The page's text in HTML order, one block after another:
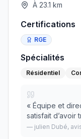
À 23.1 km
Certifications
RGE
Spécialités
Résidentiel
« Équipe et
satisfait d’avoir
— julien Dubé,